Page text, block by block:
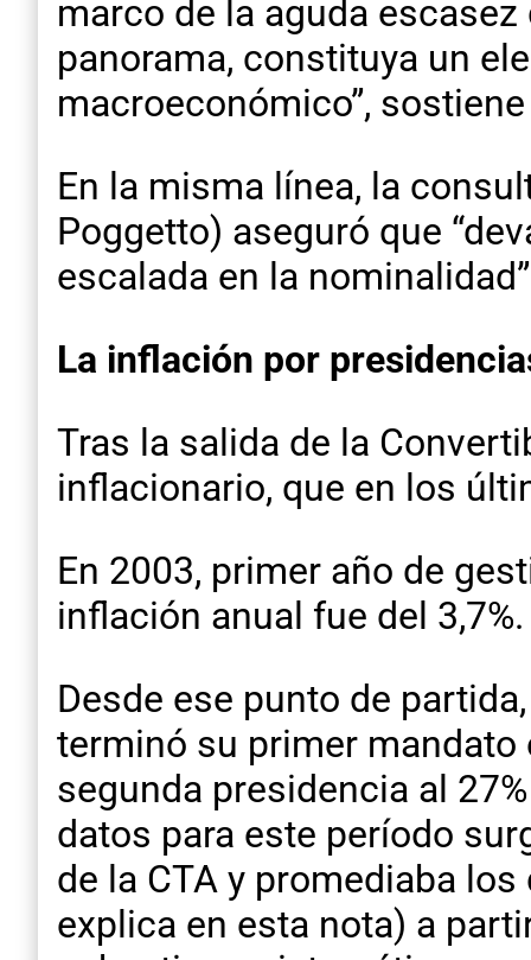
marco de la aguda
panorama, constituya un
macroeconómico”,
En la misma línea, la
Poggetto) aseguró que
escalada en la
La inflación por
Tras la salida de la
inflacionario, que en los
En 2003, primer año de
inflación anual fue del
Desde ese punto de
terminó su primer mandato
segunda presidencia al
datos para este período
de la CTA y promediaba
explica en esta nota) a